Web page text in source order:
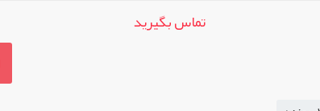
تماس بگیرید